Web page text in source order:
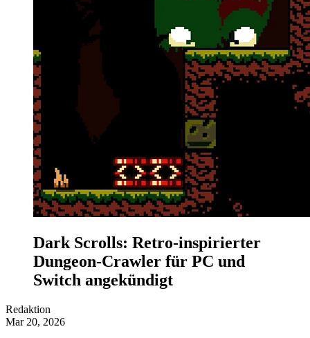
Dark Scrolls: Retro-inspirierter
Dungeon-Crawler für PC und
Switch angekündigt
Redaktion
Mar 20, 2026